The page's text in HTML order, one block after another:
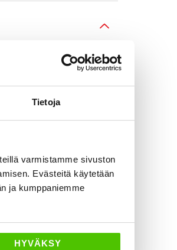
Tietoja
varmistamme sivuston
Evästeitä käytetään
ja kumppaniemme
HYVÄKSY